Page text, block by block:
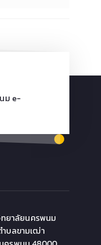
ม e-
ยาลัยนครพนม
ำบลขามเฒ่า